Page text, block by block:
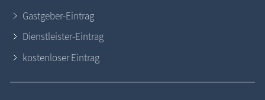
Gastgeber-Eintrag
Dienstleister-Eintrag
kostenloser Eintrag